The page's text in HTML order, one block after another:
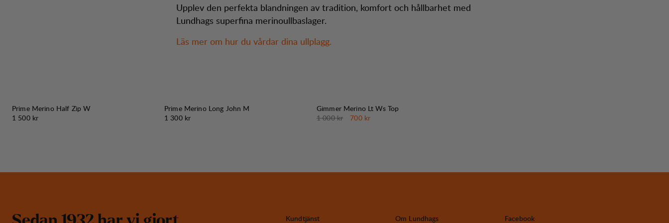
Upplev den perfekta blandningen av tradition, komfort och hållbarhet med
Lundhags superfina merinoullbaslager.
Läs mer om hur du vårdar dina ullplagg.
Prime Merino Half Zip W
Pris:
1 500 kr
Prime Merino Long John M
Pris:
1 300 kr
REA
Gimmer Merino Lt Ws Top
Originalpris:
1 000 kr Reapris
700 kr
Kundtjänst Om Lundhags Facebook